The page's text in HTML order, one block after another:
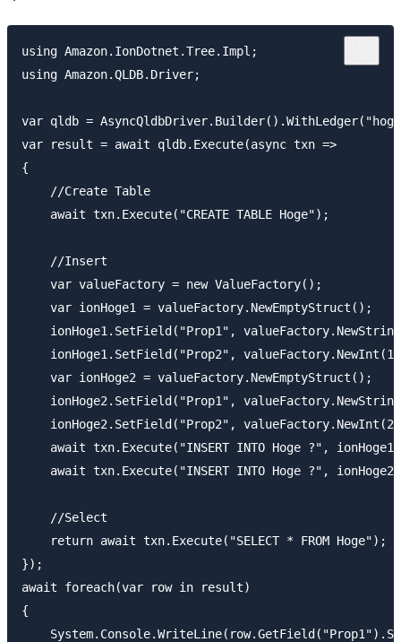
using Amazon.IonDotnet.Tree.Impl;
using Amazon.QLDB.Driver;
var qldb =
var result = await qldb.Execute(async txn =>
{
    //Create Table
    await txn.Execute("CREATE TABLE Hoge");
    //Insert
    var valueFactory = new ValueFactory();
    var ionHoge1 = valueFactory.NewEmptyStruct();
ionHoge1.SetField("Prop1",
ionHoge1.SetField("Prop2",
    var ionHoge2 = valueFactory.NewEmptyStruct();
ionHoge2.SetField("Prop1",
ionHoge2.SetField("Prop2",
await txn.Execute("INSERT INTO Hoge ?",
await txn.Execute("INSERT INTO Hoge ?",
    //Select
    return await txn.Execute("SELECT * FROM Hoge");
});
await foreach(var row in result)
{